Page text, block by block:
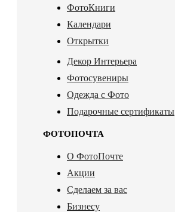
ФотоКниги
Календари
Открытки
Декор Интерьера
Фотосувениры
Одежда с Фото
Подарочные сертификаты
ФОТОПОЧТА
О ФотоПочте
Акции
Сделаем за вас
Бизнесу